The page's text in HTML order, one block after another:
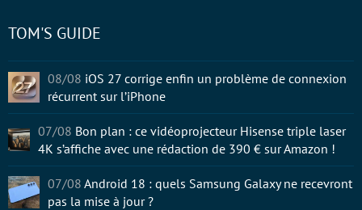
TOM'S GUIDE
08/08 iOS 27 corrige enfin un problème de connexion
récurrent sur l’iPhone
07/08 Bon plan : ce vidéoprojecteur Hisense triple laser
4K s’affiche avec une rédaction de 390 € sur Amazon !
07/08 Android 18 : quels Samsung Galaxy ne recevront
pas la mise à jour ?